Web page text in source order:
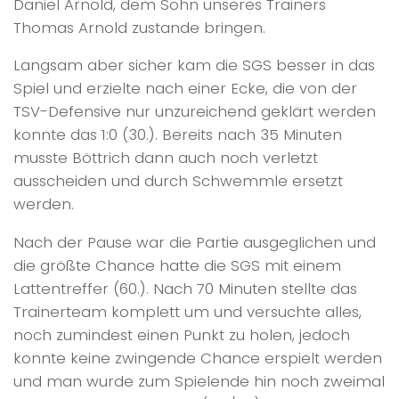
Thomas Arnold zustande bringen.
Langsam aber sicher kam die SGS besser in das
Spiel und erzielte nach einer Ecke, die von der
TSV-Defensive nur unzureichend geklärt werden
konnte das 1:0 (30.). Bereits nach 35 Minuten
musste Böttrich dann auch noch verletzt
ausscheiden und durch Schwemmle ersetzt
werden.
Nach der Pause war die Partie ausgeglichen und
die größte Chance hatte die SGS mit einem
Lattentreffer (60.). Nach 70 Minuten stellte das
Trainerteam komplett um und versuchte alles,
noch zumindest einen Punkt zu holen, jedoch
konnte keine zwingende Chance erspielt werden
und man wurde zum Spielende hin noch zweimal